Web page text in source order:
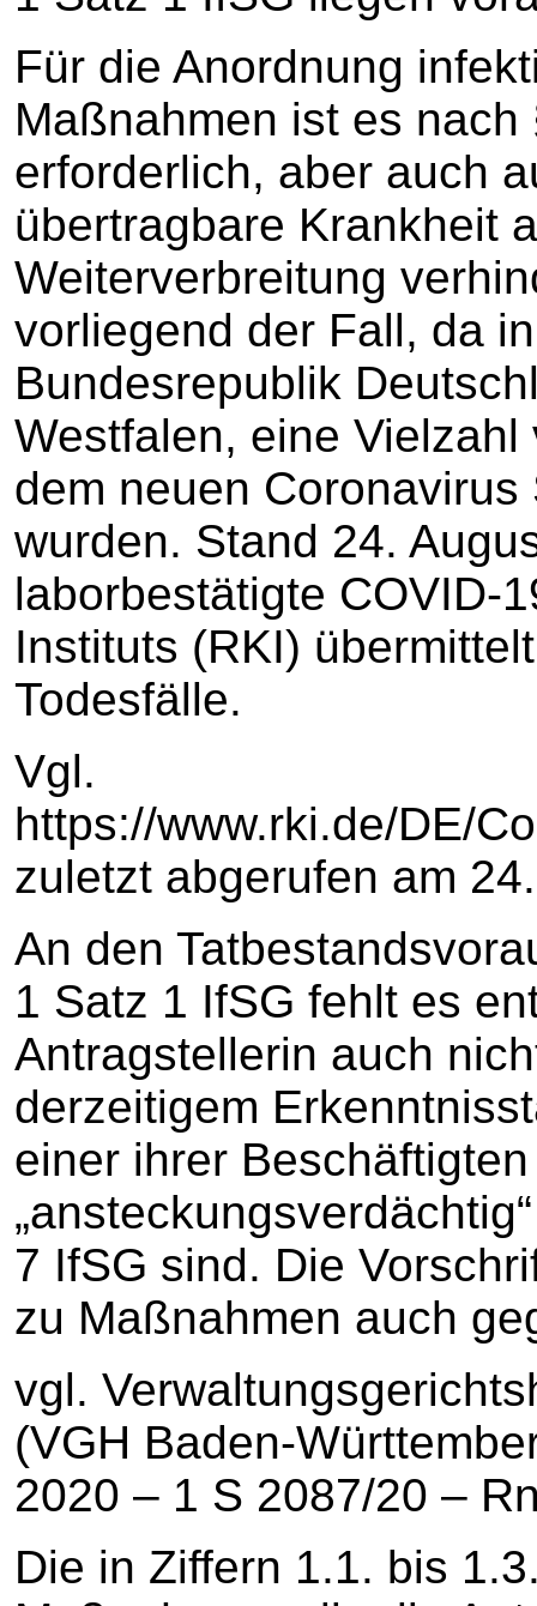
Für die Anordnung
Maßnahmen ist es nach
erforderlich, aber auch
übertragbare Krankheit
Weiterverbreitung
vorliegend der Fall, da
Bundesrepublik
Westfalen, eine
dem neuen
wurden. Stand 24.
laborbestätigte COVID-
Instituts (RKI)
Todesfälle.
Vgl.
https://www.rki.de/DE/
zuletzt abgerufen am
An den
1 Satz 1 IfSG fehlt es
Antragstellerin auch
derzeitigem
einer ihrer Beschäftigten
7 IfSG sind. Die
zu Maßnahmen auch
vgl.
(VGH Baden-
2020 – 1 S 2087/20 –
Die in Ziffern 1.1. bis